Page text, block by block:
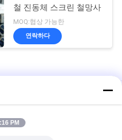
철 진동체 스크린 철망사
MOQ:협상 가능한
연락하다
채광 진동 스크린
PM